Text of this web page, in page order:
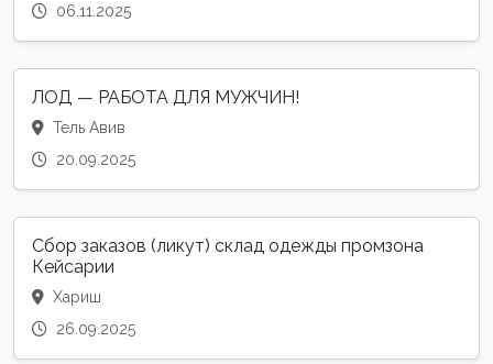
06.11.2025
ЛОД — РАБОТА ДЛЯ МУЖЧИН!
Тель Авив
20.09.2025
Сбор заказов (ликут) склад одежды промзона
Кейсарии
Хариш
26.09.2025